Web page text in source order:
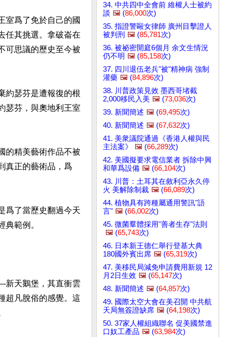
室爲了免於自己的國
任其挑選。拿破崙在
可思議的歷史至今被
約瑟芬是遭報復的根
瑟芬，與奧地利王室
的精美藝術作品不被
真正的藝術品，爲
爲了當歷史翻過今天
範例。
新天鵝堡，其直衝雲
超凡脫俗的感覺。這
34. 中共四中全會前 維權人士被約
談 🖼️ (86,000次)
35. 指證警毆女律師 廣州目擊證人
被判刑 🖼️ (85,781次)
36. 被祕密開庭6個月 余文生情況
仍不明 🖼️ (85,158次)
37. 四川退伍老兵"被"精神病 強制
灌藥 🖼️ (84,896次)
38. 川普政策見效 墨西哥堵截
2,000移民入美 🖼️ (73,036次)
39. 新聞簡述 🖼️ (69,495次)
40. 新聞簡述 🖼️ (67,632次)
41. 美衆議院通過《香港人權與民
主法案》
🖼️ (66,289次)
42. 美國擬要求電信業者 拆除中興
和華爲設備 🖼️ (66,104次)
43. 川普：土耳其在敘利亞永久停
火 美解除制裁 🖼️ (66,089次)
44. 植物具有跨種屬通用警訊"語
言" 🖼️ (66,002次)
45. 微菌羣體採用"善者生存"法則
🖼️ (65,743次)
46. 日本新王德仁舉行登基大典
180國外賓出席 🖼️ (65,319次)
47. 美移民局減免申請費用新規 12
月2日生效 🖼️ (65,147次)
48. 新聞簡述 🖼️ (64,857次)
49. 國際太空大會在美召開 中共航
天局無簽證缺席 🖼️ (64,198次)
50. 37家人權組織聯名 促美國禁進
口奴工產品 🖼️ (63,984次)